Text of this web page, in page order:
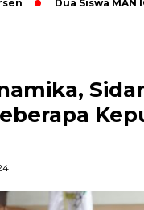
Dua Siswa MAN IC